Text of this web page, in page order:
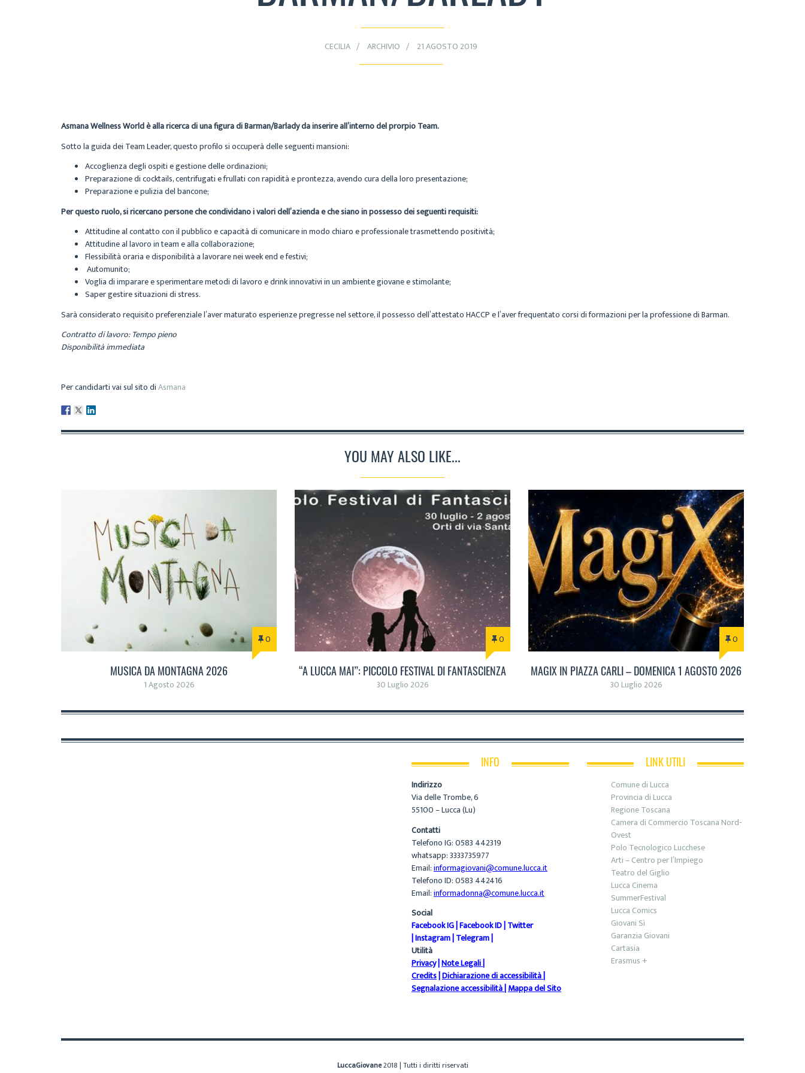
CECILIA ARCHIVIO 21 AGOSTO 2019
Asmana Wellness World è alla ricerca di una figura di Barman/Barlady da inserire all’interno del prorpio Team.
Sotto la guida dei Team Leader, questo profilo si occuperà delle seguenti mansioni:
Accoglienza degli ospiti e gestione delle ordinazioni;
Preparazione di cocktails, centrifugati e frullati con rapidità e prontezza, avendo cura della loro presentazione;
Preparazione e pulizia del bancone;
Per questo ruolo, si ricercano persone che condividano i valori dell’azienda e che siano in possesso deiseguenti requisiti:
Attitudine al contatto con il pubblico e capacità di comunicare in modo chiaro e professionale trasmettendo positività;
Attitudine al lavoro in team e alla collaborazione;
Flessibilità oraria e disponibilità a lavorare nei week end e festivi;
Automunito;
Voglia di imparare e sperimentare metodi di lavoro e drink innovativi in un ambiente giovane e stimolante;
Saper gestire situazioni di stress.
Sarà considerato requisito preferenziale l’aver maturato esperienze pregresse nel settore, il possesso dell’attestato HACCP e l’aver frequentato corsi di formazioni per la professione di Barman.
Contratto di lavoro: Tempo pieno
Disponibilità immediata
Per candidarti vai sul sito diAsmana
YOU MAY ALSO LIKE...
0
MUSICA DA MONTAGNA 2026
1 Agosto 2026
0
“A LUCCA MAI”: PICCOLO FESTIVAL DI FANTASCIENZA
30 Luglio 2026
0
MAGIX IN PIAZZA CARLI – DOMENICA 1 AGOSTO 2026
30 Luglio 2026
INFO
Indirizzo
Via delle Trombe, 6
55100 – Lucca (Lu)
Contatti
Telefono IG: 0583 442319
whatsapp: 3333735977
Email:informagiovani@comune.lucca.it
Telefono ID: 0583 442416
Email:informadonna@comune.lucca.it
Social
Facebook IG|Facebook ID|Twitter
|Instagram|Telegram|
Utilità
Privacy|Note Legali|
Credits|Dichiarazione di accessibilità|
Segnalazione accessibilità|Mappa del Sito
LINK UTILI
Comune di Lucca
Provincia di Lucca
Regione Toscana
Camera di Commercio Toscana Nord-
Ovest
Polo Tecnologico Lucchese
Arti – Centro per l’Impiego
Teatro del Giglio
Lucca Cinema
SummerFestival
Lucca Comics
Giovani Sì
Garanzia Giovani
Cartasia
Erasmus +
LuccaGiovane2018 | Tutti i diritti riservati